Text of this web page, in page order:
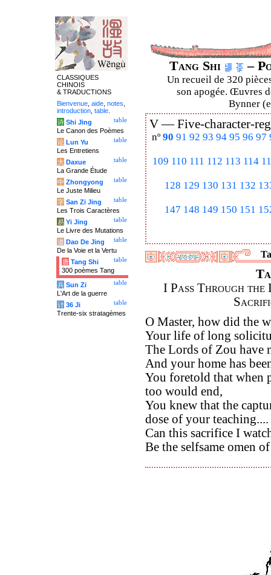
Tang Shi –
Un recueil de 320
son apogée. Œuvres
Bynner
V —Five-character-
nº 90 91 92 93 94 95 96 97
109 110 111 112 113 114
128 129 130 131 132
147 148 149 150 151
I Pass Through the
O Master, how did the
Your life of long
The Lords of Zou have
And your home has
You foretold that when
too would end,
You knew that the
dose of your teaching....
Can this sacrifice I
Be the selfsame omen
CLASSIQUES
CHINOIS
& TRADUCTIONS
Bienvenue aide notes
introduction table
table
诗 Shi Jing
Le Canon des Poèmes
table
论 Lun Yu
Les Entretiens
table
大 Daxue
La Grande Étude
table
中 Zhongyong
Le Juste Milieu
table
字 San Zi Jing
Les Trois Caractères
table
易 Yi Jing
Le Livre des Mutations
table
道 Dao De Jing
De la Voie et la Vertu
table
唐 Tang Shi
300 poèmes Tang
table
兵 Sun Zi
L'Art de la guerre
table
计 36 Ji
Trente-six stratagèmes